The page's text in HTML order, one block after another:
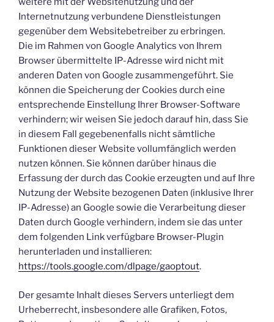
Internetnutzung verbundene Dienstleistungen
gegenüber dem Websitebetreiber zu erbringen.
Die im Rahmen von Google Analytics von Ihrem
Browser übermittelte IP-Adresse wird nicht mit
anderen Daten von Google zusammengeführt. Sie
können die Speicherung der Cookies durch eine
entsprechende Einstellung Ihrer Browser-Software
verhindern; wir weisen Sie jedoch darauf hin, dass Sie
in diesem Fall gegebenenfalls nicht sämtliche
Funktionen dieser Website vollumfänglich werden
nutzen können. Sie können darüber hinaus die
Erfassung der durch das Cookie erzeugten und auf Ihre
Nutzung der Website bezogenen Daten (inklusive Ihrer
IP-Adresse) an Google sowie die Verarbeitung dieser
Daten durch Google verhindern, indem sie das unter
dem folgenden Link verfügbare Browser-Plugin
herunterladen und installieren:
https://tools.google.com/dlpage/gaoptout.
Der gesamte Inhalt dieses Servers unterliegt dem
Urheberrecht, insbesondere alle Grafiken, Fotos,